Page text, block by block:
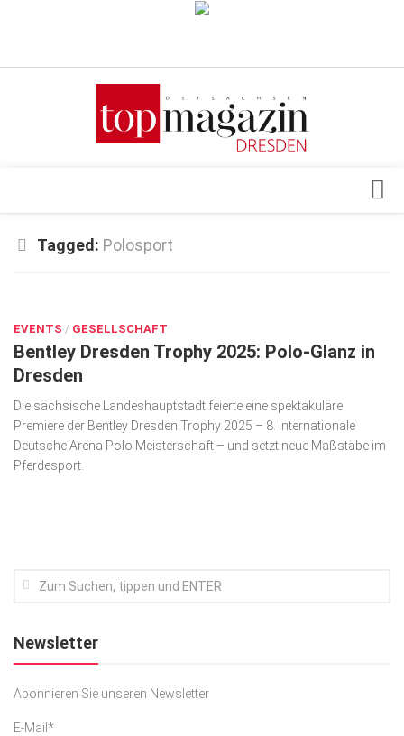
Verkaufsstellen
Top Gesundheitsforum Dresden / Ostsachsen
Geschäft
gesund & schön
Gesellschaft
Kunst & Kultur
Lifestyle
SACHSEN IN PARIS
Tagged: Polosport
EVENTS / GESELLSCHAFT
Bentley Dresden Trophy 2025: Polo-Glanz in
Dresden
Die sächsische Landeshauptstadt feierte eine spektakuläre
Premiere der Bentley Dresden Trophy 2025 – 8. Internationale
Deutsche Arena Polo Meisterschaft – und setzt neue Maßstäbe im
Pferdesport.
Newsletter
Abonnieren Sie unseren Newsletter
E-Mail*